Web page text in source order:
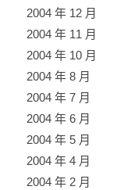
2004 年 12 月
2004 年 11 月
2004 年 10 月
2004 年 8 月
2004 年 7 月
2004 年 6 月
2004 年 5 月
2004 年 4 月
2004 年 2 月